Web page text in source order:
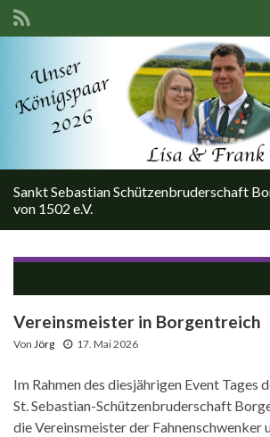
Search for:
Sankt Sebastian Schützenbruderschaft
von 1502 e.V.
Vereinsmeister in Borgentreich
Von Jörg 17. Mai 2026
Im Rahmen des diesjährigen Event Tages
St. Sebastian-Schützenbruderschaft
die Vereinsmeister der Fahnenschwenker